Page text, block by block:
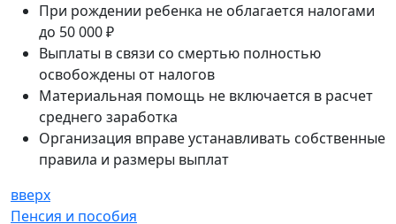
При рождении ребенка не облагается налогами
до 50 000 ₽
Выплаты в связи со смертью полностью
освобождены от налогов
Материальная помощь не включается в расчет
среднего заработка
Организация вправе устанавливать собственные
правила и размеры выплат
вверх
Пенсия и пособия